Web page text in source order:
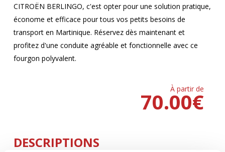
CITROËN BERLINGO, c'est opter pour une solution pratique,
économe et efficace pour tous vos petits besoins de
transport en Martinique. Réservez dès maintenant et
profitez d'une conduite agréable et fonctionnelle avec ce
fourgon polyvalent.
À partir de
€
70.00
DESCRIPTIONS